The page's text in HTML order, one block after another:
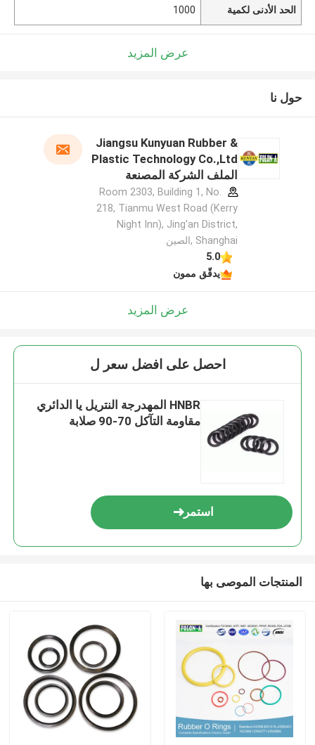
الحد الأدنى لكمية 1000
عرض المزيد
حول نا
Jiangsu Kunyuan Rubber &
Plastic Technology Co.,Ltd
الملف الشركة المصنعة
Room 2303, Building 1, No.
218, Tianmu West Road (Kerry
Night Inn), Jing'an District,
Shanghai ,الصين
5.0
يدقّق ممون
عرض المزيد
احصل على افضل سعر ل
HNBR المهدرجة النتريل يا الدائري
مقاومة التآكل 70-90 صلابة
استمر
المنتجات الموصى بها